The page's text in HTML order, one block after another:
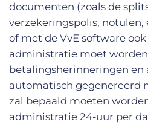
documenten (zoals de
verzekeringspolis, notulen,
of met de VvE software
administratie moet
betalingsherinneringen en
automatisch gegenereerd
zal bepaald moeten
administratie 24-uur per